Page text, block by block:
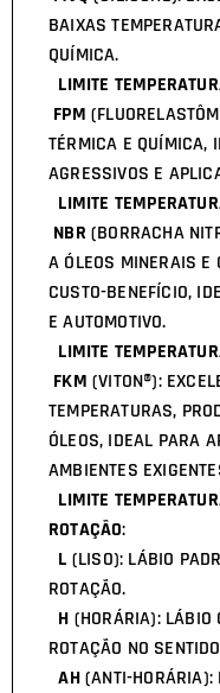
BAIXAS
QUÍMICA.
LIMITE
FPM
TÉRMICA E QUÍMICA,
AGRESSIVOS E
LIMITE
NBR (BORRACHA
A ÓLEOS MINERAIS E
CUSTO-BENEFÍCIO,
E AUTOMOTIVO.
LIMITE
FKM (VITON®):
TEMPERATURAS,
ÓLEOS, IDEAL PARA
AMBIENTES
LIMITE
ROTAÇÃO:
L (LISO): LÁBIO
ROTAÇÃO.
H (HORÁRIA): LÁBIO
ROTAÇÃO NO
AH(ANTI-HORÁRIA):